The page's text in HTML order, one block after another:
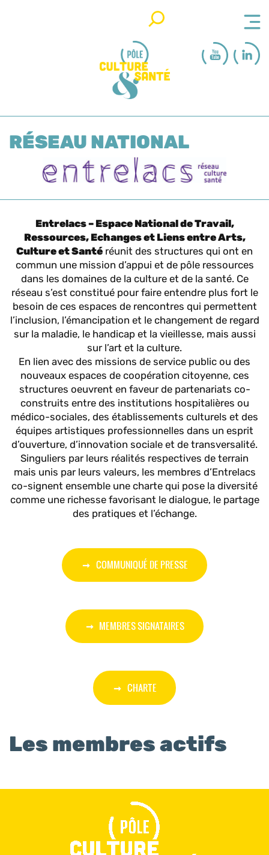
RÉSEAU NATIONAL
Entrelacs – Espace National de Travail,
Ressources, Echanges et Liens entre Arts,
Culture et Santé réunit des structures qui ont en
commun une mission d’appui et de pôle ressources
dans les domaines de la culture et de la santé. Ce
réseau s’est constitué pour faire entendre plus fort le
besoin de ces espaces de rencontres qui permettent
l’inclusion, l’émancipation et le changement de regard
sur la maladie, le handicap et la vieillesse, mais aussi
sur l’art et la culture.
En lien avec des missions de service public ou des
nouveaux espaces de coopération citoyenne, ces
structures oeuvrent en faveur de partenariats co-
construits entre des institutions hospitalières ou
médico-sociales, des établissements culturels et des
équipes artistiques professionnelles dans un esprit
d’ouverture, d’innovation sociale et de transversalité.
Singuliers par leurs réalités respectives de terrain
mais unis par leurs valeurs, les membres d’Entrelacs
co-signent ensemble une charte qui pose la diversité
comme une richesse favorisant le dialogue, le partage
des pratiques et l’échange.
COMMUNIQUÉ DE PRESSE
MEMBRES SIGNATAIRES
CHARTE
Les membres actifs